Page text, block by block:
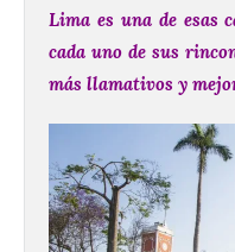
Lima es una de esas
cada uno de sus
más llamativos y